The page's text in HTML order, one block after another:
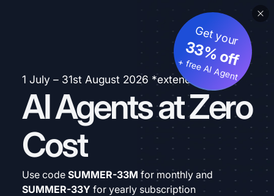
1 July – 31st August 2026 *extended
AI Agents at Zero
Cost
Get your
33% off
+ free AI Agent
Use code SUMMER-33M for monthly and
SUMMER-33Y for yearly subscription